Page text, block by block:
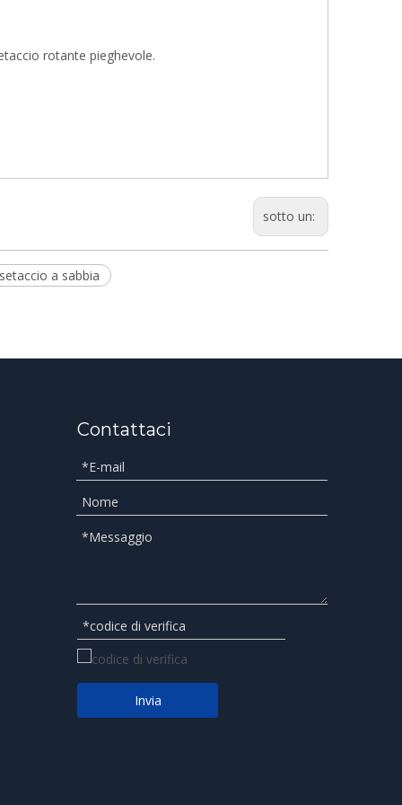
rotante pieghevole.
sotto un:
a sabbia
Contattaci
Invia